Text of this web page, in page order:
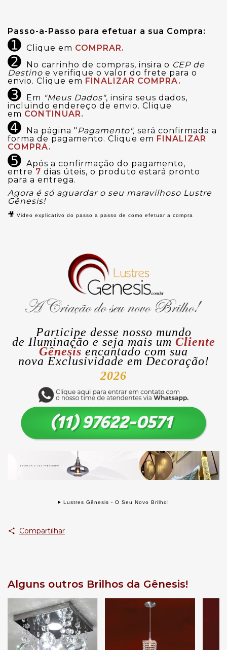
Passo-a-Passo para efetuar a sua Compra:
➊ Clique em COMPRAR.
➋ No carrinho de compras, insira o CEP de
Destino e verifique o valor do frete para o
envio. Clique em FINALIZAR COMPRA.
➌ Em "Meus Dados", insira seus dados,
incluindo endereço de envio. Clique
em CONTINUAR.
➍ Na página " Pagamento", será confirmada a
forma de pagamento. Clique em FINALIZAR
COMPRA.
➎ Após a confirmação do pagamento,
entre 7 dias úteis, o produto estará pronto
para a entrega.
Agora é só aguardar o seu maravilhoso Lustre
Gênesis!
🎥 Video explicativo do passo a passo de como efetuar a compra
Participe desse nosso mundo
de Iluminação e seja mais um Cliente
Gênesis encantado com sua
novaExclusividade em Decoração!
2026
Lustres Gênesis - O Seu Novo Brilho!
Compartilhar
Alguns outros Brilhos da Gênesis!